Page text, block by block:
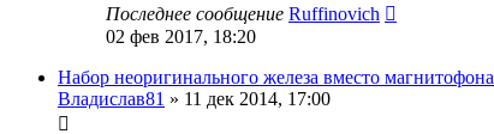
Последнее сообщение Ruffinovich
02 фев 2017, 18:20
Набор неоригинального железа вместо магнитофона
Владислав81 » 11 дек 2014, 17:00